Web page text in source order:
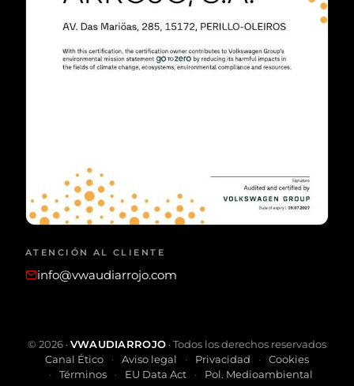
ATENCIÓN AL CLIENTE
info@vwaudiarrojo.com
© 2026·VWAUDIARROJO · Todos los derechos reservados
Canal Ético
Aviso legal Privacidad
Cookies
Términos
EU Data Act Pol. Medioambiental